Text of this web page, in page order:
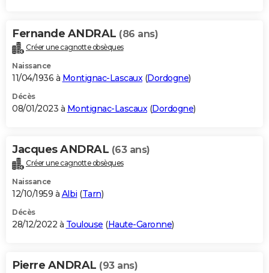
Fernande ANDRAL (86 ans)
Créer une cagnotte obsèques
Naissance
11/04/1936 à Montignac-Lascaux(Dordogne)
Décès
08/01/2023 à Montignac-Lascaux(Dordogne)
Jacques ANDRAL (63 ans)
Créer une cagnotte obsèques
Naissance
12/10/1959 à Albi (Tarn)
Décès
28/12/2022 à Toulouse (Haute-Garonne)
Pierre ANDRAL (93 ans)